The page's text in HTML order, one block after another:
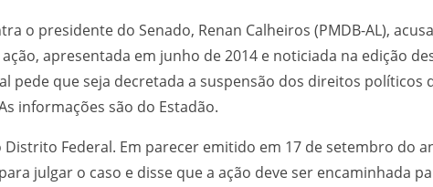
o presidente do Senado, Renan Calheiros (PMDB-AL),
apresentada em junho de 2014 e noticiada na edição
pede que seja decretada a suspensão dos direitos políticos
informações são do Estadão.
Federal. Em parecer emitido em 17 de setembro do
julgar o caso e disse que a ação deve ser encaminhada